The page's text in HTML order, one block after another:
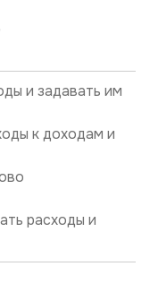
и задавать им
к доходам и
расходы и